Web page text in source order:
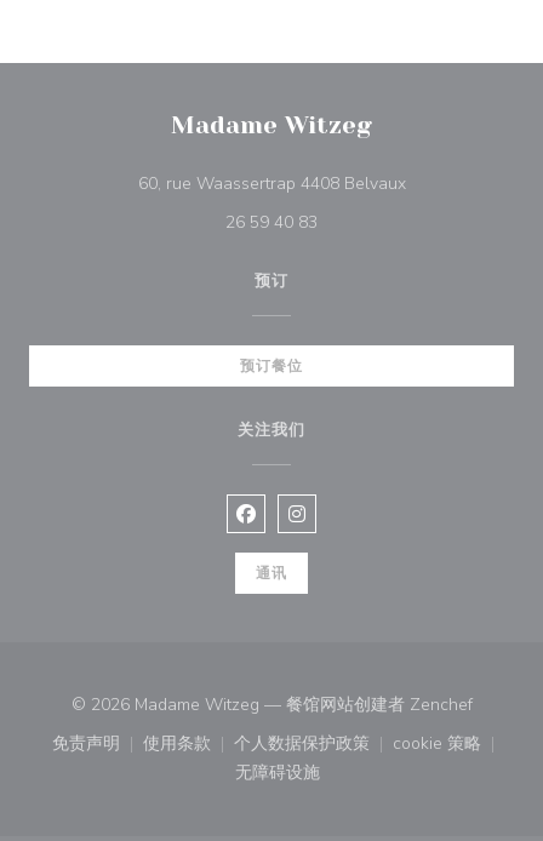
Madame Witzeg
60, rue Waassertrap 4408 Belvaux((在新窗口中打开))
26 59 40 83
预订
预订餐位
关注我们
Facebook ((在新窗口中打开))
Instagram ((在新窗口中打开))
通讯
© 2026 Madame Witzeg — 餐馆网站创建者 Zenchef((在新窗
免责声明
((在新窗口中打开))
使用条款
((在新窗口中打开))
个人数据保护政策
((在新窗口中打开))
cookie 策略
((在新窗口
无障碍设施
((在新窗口中打开))